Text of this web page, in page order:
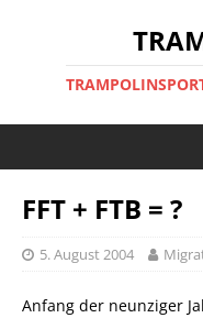
FFT + FTB = ?
5. August 2004
Anfang der neunziger